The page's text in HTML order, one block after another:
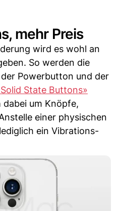
mehr Preis
wird es wohl an
So werden die
Powerbutton und der
State Buttons»
dabei um Knöpfe,
einer physischen
ein Vibrations-